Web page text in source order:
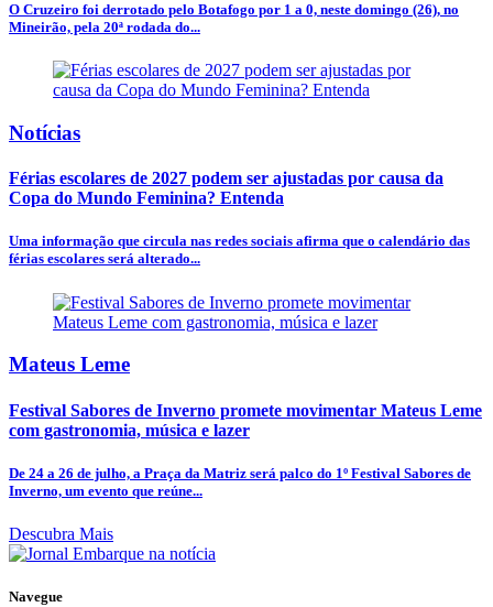
O Cruzeiro foi derrotado pelo Botafogo por 1 a 0, neste domingo (26), no
Mineirão, pela 20ª rodada do...
Notícias
Férias escolares de 2027 podem ser ajustadas por causa da
Copa do Mundo Feminina? Entenda
Uma informação que circula nas redes sociais afirma que o calendário das
férias escolares será alterado...
Mateus Leme
Festival Sabores de Inverno promete movimentar Mateus Leme
com gastronomia, música e lazer
De 24 a 26 de julho, a Praça da Matriz será palco do 1º Festival Sabores de
Inverno, um evento que reúne...
Descubra Mais
Navegue